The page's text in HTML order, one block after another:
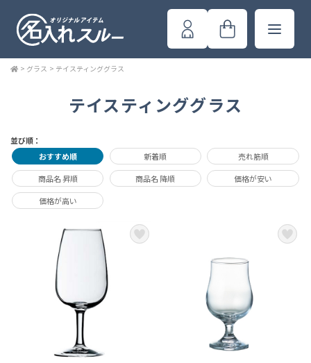
> グラス > テイスティンググラス
テイスティンググラス
並び順：
おすすめ順
新着順 売れ筋順
商品名 昇順 商品名 降順 価格が安い
価格が高い